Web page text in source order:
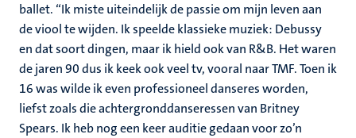
ballet. “Ik miste uiteindelijk de passie om mijn leven aan
de viool te wijden. Ik speelde klassieke muziek: Debussy
en dat soort dingen, maar ik hield ook van R&B. Het waren
de jaren 90 dus ik keek ook veel tv, vooral naar TMF. Toen ik
16 was wilde ik even professioneel danseres worden,
liefst zoals die achtergronddanseressen van Britney
Spears. Ik heb nog een keer auditie gedaan voor zo’n